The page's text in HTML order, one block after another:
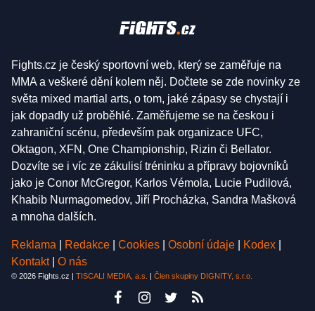
Fights.cz je český sportovní web, který se zaměřuje na
MMA a veškeré dění kolem něj. Dočtete se zde novinky ze
světa mixed martial arts, o tom, jaké zápasy se chystají i
jak dopadly už proběhlé. Zaměřujeme se na českou i
zahraniční scénu, především pak organizace UFC,
Oktagon, XFN, One Championship, Rizin či Bellator.
Dozvíte se i víc ze zákulisí tréninku a přípravy bojovníků
jako je Conor McGregor, Karlos Vémola, Lucie Pudilová,
Khabib Nurmagomedov, Jiří Procházka, Sandra Mašková
a mnoha dalších.
Reklama Redakce Cookies Osobní údaje Kodex
Kontakt
O nás
© 2026 Fights.cz | TISCALI MEDIA, a.s. | Člen skupiny DIGNITY, s.r.o.